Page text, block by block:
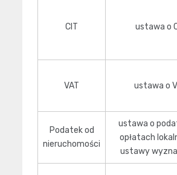
CIT ustawa o
VAT ustawa o
Podatek od
nieruchomości
ustawa o
opłatach
ustawy